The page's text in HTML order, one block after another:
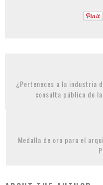
¿Perteneces a la industria
consulta pública de
Medalla de oro para el